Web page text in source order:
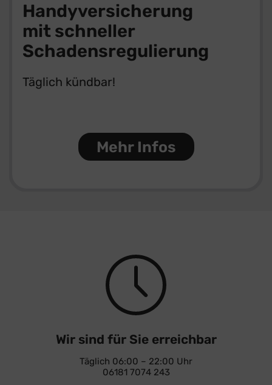
Handyversicherung
mit schneller
Schadensregulierung
Täglich kündbar!
Mehr Infos
Wir sind für Sie erreichbar
Täglich 06:00 – 22:00 Uhr
06181 7074 243